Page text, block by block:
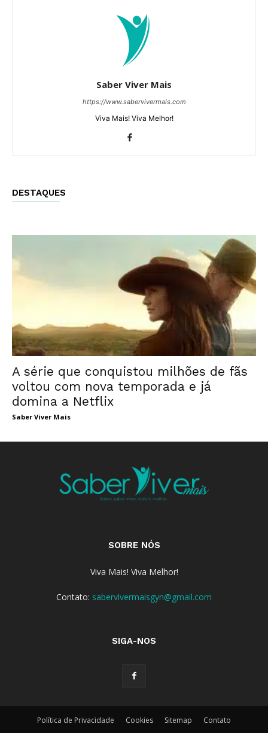
Saber Viver Mais
https://www.sabervivermais.com
Viva Mais! Viva Melhor!
DESTAQUES
A série que conquistou milhões de fãs
voltou com nova temporada e já
domina a Netflix
Saber Viver Mais
SOBRE NÓS
Viva Mais! Viva Melhor!
Contato: sabervivermaisgyn@gmail.com
SIGA-NOS
Política de Privacidade Cookies Sitemap Contato